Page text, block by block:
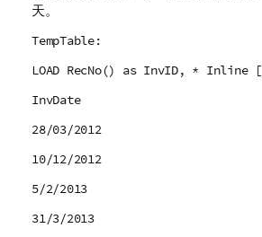
天。
TempTable:
LOAD RecNo() as InvID, * Inline [
InvDate
28/03/2012
10/12/2012
5/2/2013
31/3/2013